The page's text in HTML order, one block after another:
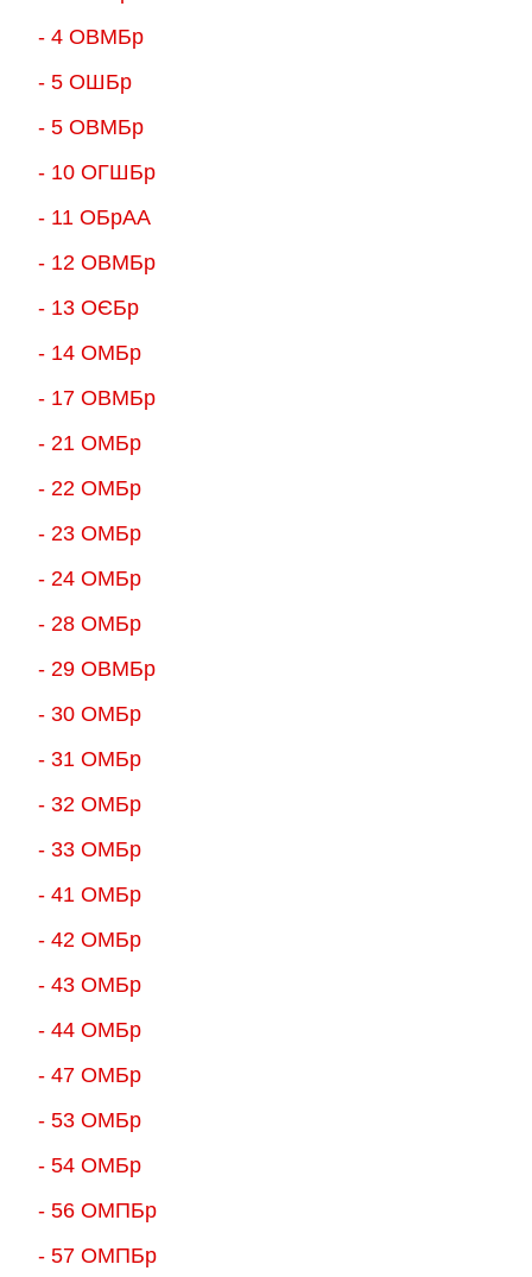
- 4 ОВМБр
- 5 ОШБр
- 5 ОВМБр
- 10 ОГШБр
- 11 ОБрАА
- 12 ОВМБр
- 13 ОЄБр
- 14 ОМБр
- 17 ОВМБр
- 21 ОМБр
- 22 ОМБр
- 23 ОМБр
- 24 ОМБр
- 28 ОМБр
- 29 ОВМБр
- 30 ОМБр
- 31 ОМБр
- 32 ОМБр
- 33 ОМБр
- 41 ОМБр
- 42 ОМБр
- 43 ОМБр
- 44 ОМБр
- 47 ОМБр
- 53 ОМБр
- 54 ОМБр
- 56 ОМПБр
- 57 ОМПБр